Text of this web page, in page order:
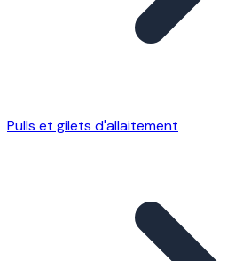
Pulls et gilets d'allaitement